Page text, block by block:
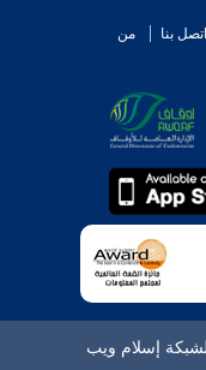
اتصل بنا
من